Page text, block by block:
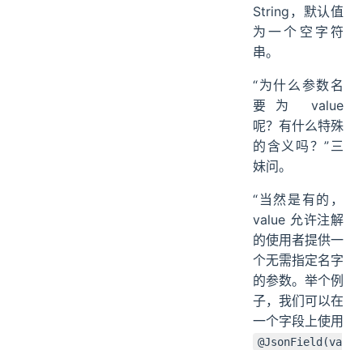
String，默认值
为一个空字符
串。
“为什么参数名
要为 value
呢？有什么特殊
的含义吗？”三
妹问。
“当然是有的，
value 允许注解
的使用者提供一
个无需指定名字
的参数。举个例
子，我们可以在
一个字段上使用
@JsonField(va